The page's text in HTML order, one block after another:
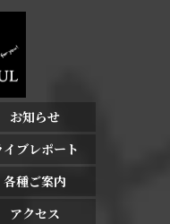
お知らせ
イブレポート
各種ご案内
アクセス